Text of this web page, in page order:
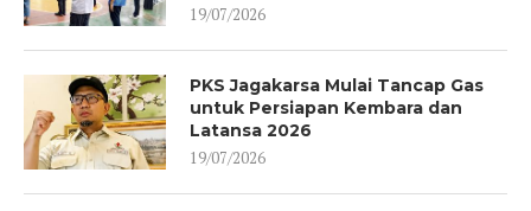
19/07/2026
PKS Jagakarsa Mulai Tancap Gas
untuk Persiapan Kembara dan
Latansa 2026
19/07/2026